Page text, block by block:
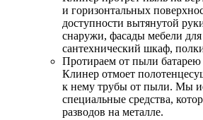
и горизонтальных
доступности вытянутой
снаружи, фасады мебели
сантехнический шкаф,
Протираем от пыли
Клинер отмоет
к нему трубы от пыли. Мы
специальные средства,
разводов на металле.